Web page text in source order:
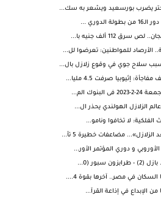
الدوري ...
112 ألف جنيه با...
الأرصاد للمواطنين: تعرضوا لل...
سلاح جوي في وقوع زلازل بال...
إثيوبيا صرفت 4.5 مليا...
الم...
الزلازل الهولندي يحذر ال...
الفلكية: لا تخافوا ونامو...
مضاعفات خطيرة 5 تأ...
و دوري المؤتمر الأور...
سبور (0...